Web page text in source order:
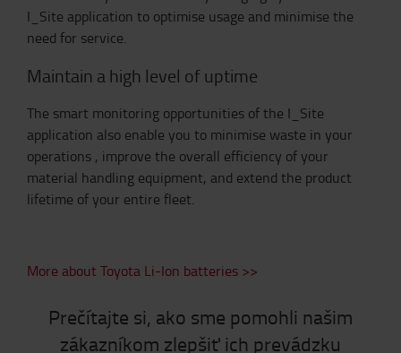
I_Site application to optimise usage and minimise the
need for service.
Maintain a high level of uptime
The smart monitoring opportunities of the I_Site
application also enable you to minimise waste in your
operations , improve the overall efficiency of your
material handling equipment, and extend the product
lifetime of your entire fleet.
More about Toyota Li-Ion batteries >>
Prečítajte si, ako sme pomohli našim
zákazníkom zlepšiť ich prevádzku